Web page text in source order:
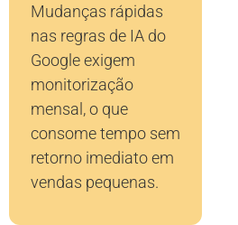
Mudanças rápidas
nas regras de IA do
Google exigem
monitorização
mensal, o que
consome tempo sem
retorno imediato em
vendas pequenas.